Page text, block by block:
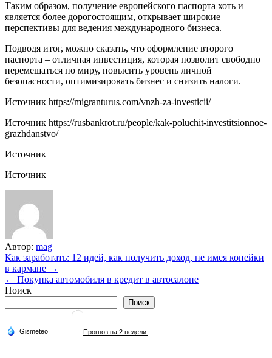
Таким образом, получение европейского паспорта хоть и
является более дорогостоящим, открывает широкие
перспективы для ведения международного бизнеса.
Подводя итог, можно сказать, что оформление второго
паспорта – отличная инвестиция, которая позволит свободно
перемещаться по миру, повысить уровень личной
безопасности, оптимизировать бизнес и снизить налоги.
Источник https://migranturus.com/vnzh-za-investicii/
Источник https://rusbankrot.ru/people/kak-poluchit-investitsionnoe-
grazhdanstvo/
Источник
Источник
Автор: mag
Навигация
по
записям
Как заработать: 12 идей, как получить доход, не имея копейки
в кармане →
← Покупка автомобиля в кредит в автосалоне
Поиск
Поиск